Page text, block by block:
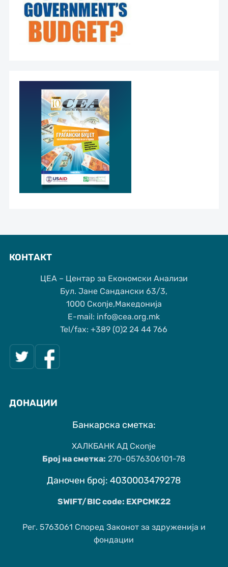
КОНТАКТ
ЦЕА – Центар за Економски Анализи
Бул. Јане Сандански 63/3,
1000 Скопје,Македонија
Е-mail: info@cea.org.mk
Tel/fax: +389 (0)2 24 44 766
ДОНАЦИИ
Банкарска сметка:
ХАЛКБАНК АД Скопје
Број на сметка: 270-0576306101-78
Даночен број: 4030003479278
SWIFT/BIC code: EXPCMK22
Рег. 5763061 Според Законот за здруженија и
фондации